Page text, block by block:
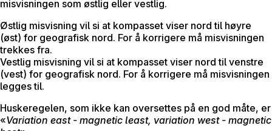
misvisningen som østlig eller vestlig.
Østlig misvisning vil si at kompasset viser nord til høyre
(øst) for geografisk nord. For å korrigere må misvisningen
trekkes fra.
Vestlig misvisning vil si at kompasset viser nord til venstre
(vest) for geografisk nord. For å korrigere må misvisningen
legges til.
Huskeregelen, som ikke kan oversettes på en god måte, er
«Variation east - magnetic least, variation west - magnetic